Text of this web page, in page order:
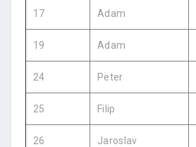
17 Adam
19 Adam
24 Peter
25 Filip
26 Jaroslav